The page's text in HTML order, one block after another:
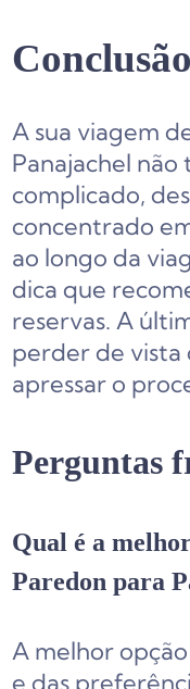
Conclusão
A sua viagem
Panajachel não
complicado,
concentrado
ao longo da
dica que
reservas. A
perder de vista
apressar o
Perguntas
Qual é a
Paredon para
A melhor
e das